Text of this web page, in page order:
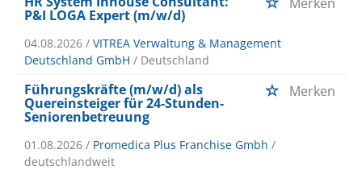
P&I LOGA Expert (m/w/d)
04.08.2026 / VITREA Verwaltung & Management
Deutschland GmbH / Deutschland
Führungskräfte (m/w/d) als
Quereinsteiger für 24-Stunden-
Seniorenbetreuung
Merken
01.08.2026 / Promedica Plus Franchise Gmbh /
deutschlandweit